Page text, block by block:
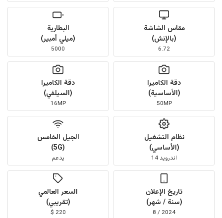
مقاس الشاشة
(بالإنش)
6.72
البطارية
(ميلي أمبير)
5000
دقة الكاميرا
(الأساسية)
50MP
دقة الكاميرا
(السيلفي)
16MP
نظام التشغيل
(الأساسي)
اندرويد 14
الجيل الخامس
(5G)
يدعم
تاريخ الإعلان
(سنة / شهر)
2024 / 8
السعر العالمي
(تقريبي)
220 $